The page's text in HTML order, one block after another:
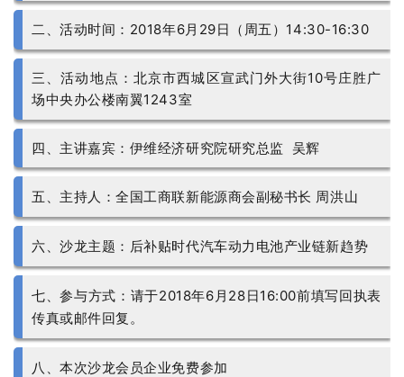
二、活动时间：2018年6月29日（周五）14:30-16:30
三、活动地点：北京市西城区宣武门外大街10号庄胜广
场中央办公楼南翼1243室
四、主讲嘉宾： 伊维经济研究院研究总监 吴辉
五、 主持人：全国工商联新能源商会副秘书长 周洪山
六、沙龙主题： 后补贴时代汽车动力电池产业链新趋势
七、参与方式：请于2018年6月28日16:00前填写回执表
传真或邮件回复。
八、本次沙龙会员企业免费参加